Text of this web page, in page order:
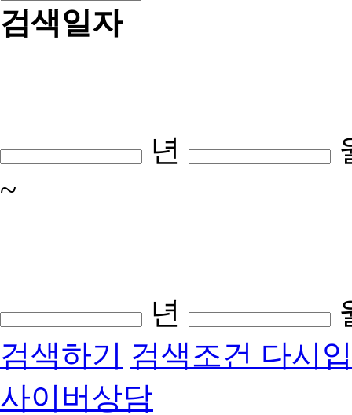
검색일자
년
~
년
검색하기 검색조건 다시
사이버상담